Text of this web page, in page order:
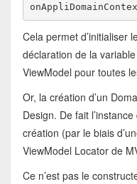
Cela permet d’initialiser
déclaration de la variable
ViewModel pour toutes
Or, la création d’un
Design. De fait
création (par le biais
ViewModel Locator de
Ce n’est pas le